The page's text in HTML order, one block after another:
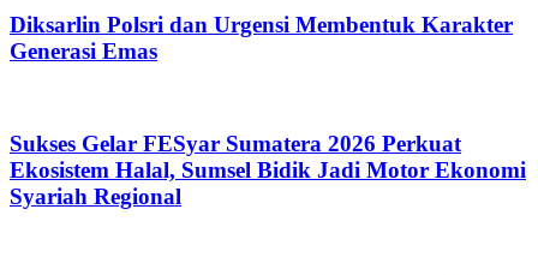
Diksarlin Polsri dan Urgensi Membentuk Karakter
Generasi Emas
Sukses Gelar FESyar Sumatera 2026 Perkuat
Ekosistem Halal, Sumsel Bidik Jadi Motor Ekonomi
Syariah Regional